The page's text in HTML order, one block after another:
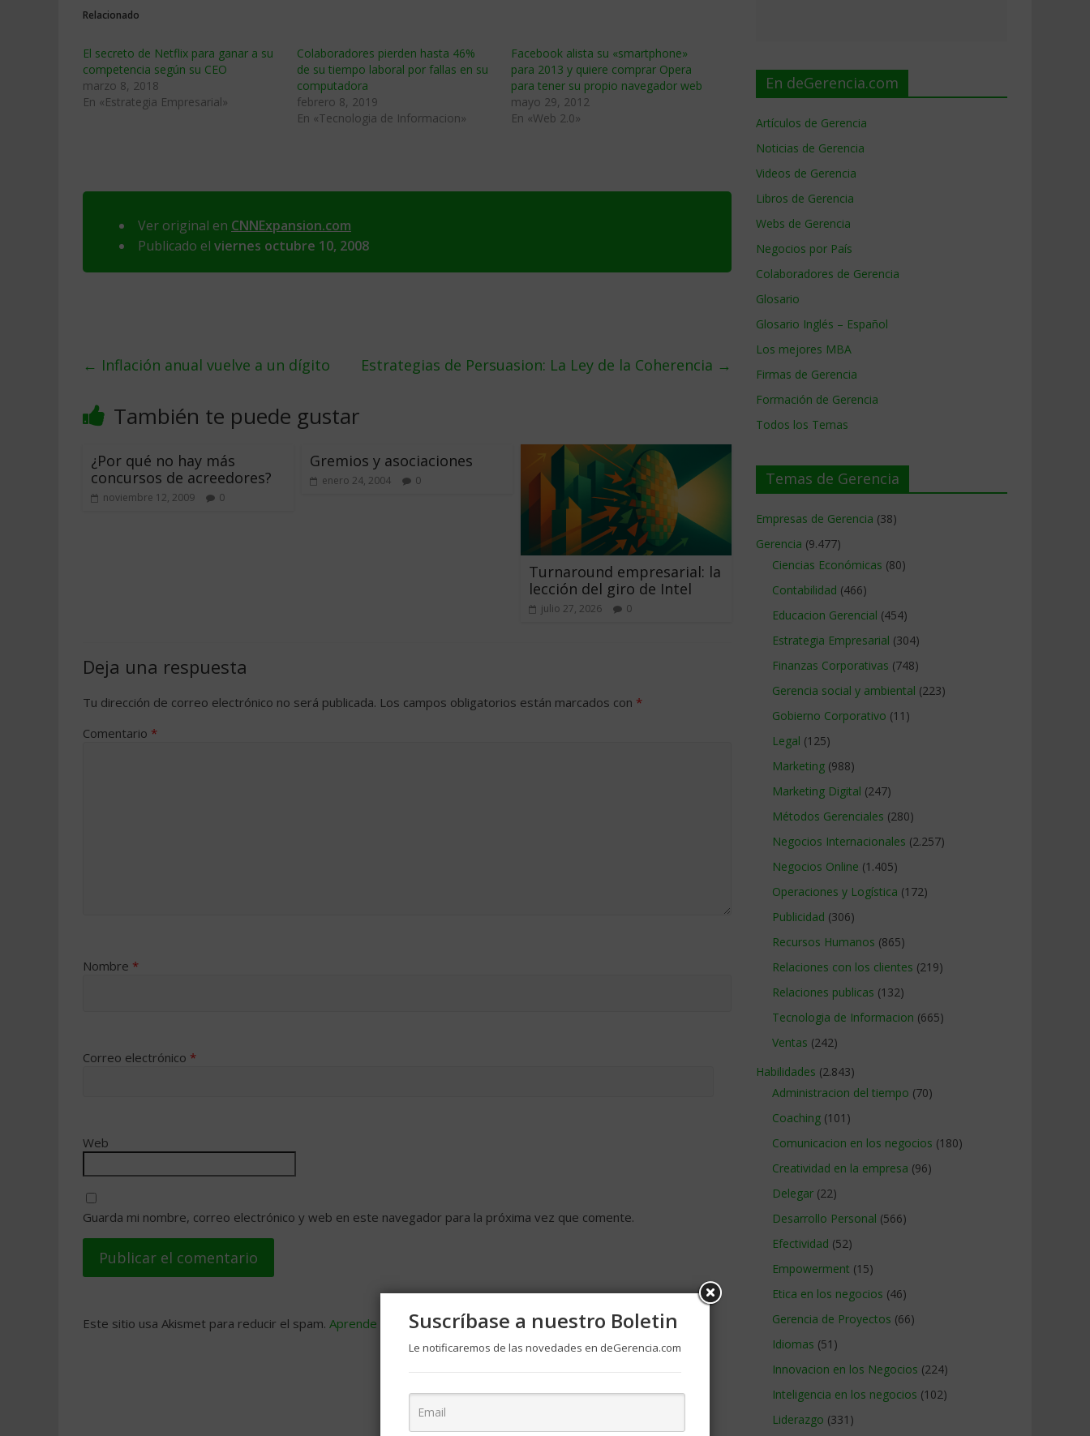
Relacionado
El secreto de Netflix para ganar a su
competencia según su CEO
marzo 8, 2018
En «Estrategia Empresarial»
Colaboradores pierden hasta 46%
de su tiempo laboral por fallas en su
computadora
febrero 8, 2019
En «Tecnologia de Informacion»
Facebook alista su «smartphone»
para 2013 y quiere comprar Opera
para tener su propio navegador web
mayo 29, 2012
En «Web 2.0»
Ver original en CNNExpansion.com
Publicado el viernes octubre 10, 2008
← Inflación anual vuelve a un dí­gito Estrategias de Persuasion: La Ley de la Coherencia →
También te puede gustar
¿Por qué no hay más
concursos de acreedores?
noviembre 12, 2009 0
Gremios y asociaciones
enero 24, 2004 0
Turnaround empresarial: la
lección del giro de Intel
julio 27, 2026 0
Deja una respuesta
Tu dirección de correo electrónico no será publicada. Los campos obligatorios están marcados con *
Comentario *
Nombre *
Correo electrónico *
Web
Guarda mi nombre, correo electrónico y web en este navegador para la próxima vez que comente.
Este sitio usa Akismet para reducir el spam. Aprende cómo se procesan los datos de tus comentarios.
En deGerencia.com
Artículos de Gerencia
Noticias de Gerencia
Videos de Gerencia
Libros de Gerencia
Webs de Gerencia
Negocios por País
Colaboradores de Gerencia
Glosario
Glosario Inglés – Español
Los mejores MBA
Firmas de Gerencia
Formación de Gerencia
Todos los Temas
Temas de Gerencia
Empresas de Gerencia (38)
Gerencia (9.477)
Ciencias Económicas (80)
Contabilidad (466)
Educacion Gerencial (454)
Estrategia Empresarial (304)
Finanzas Corporativas (748)
Gerencia social y ambiental (223)
Gobierno Corporativo (11)
Legal (125)
Marketing (988)
Marketing Digital (247)
Métodos Gerenciales (280)
Negocios Internacionales (2.257)
Negocios Online (1.405)
Operaciones y Logística (172)
Publicidad (306)
Recursos Humanos (865)
Relaciones con los clientes (219)
Relaciones publicas (132)
Tecnologia de Informacion (665)
Ventas (242)
Habilidades (2.843)
Administracion del tiempo (70)
Coaching (101)
Comunicacion en los negocios (180)
Creatividad en la empresa (96)
Delegar (22)
Desarrollo Personal (566)
Efectividad (52)
Empowerment (15)
Etica en los negocios (46)
Gerencia de Proyectos (66)
Idiomas (51)
Innovacion en los Negocios (224)
Inteligencia en los negocios (102)
Liderazgo (331)
Suscríbase a nuestro Boletin
Le notificaremos de las novedades en deGerencia.com